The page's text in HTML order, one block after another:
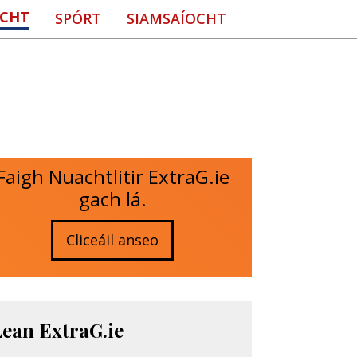
SPÓRT SIAMSAÍOCHT
Nuachtlitir ExtraG.ie
gach lá.
Cliceáil anseo
ExtraG.ie